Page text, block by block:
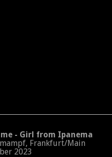
- Girl from Ipanema
Frankfurt/Main
2023